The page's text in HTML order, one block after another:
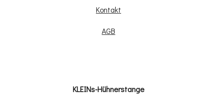
Kontakt
AGB
KLEINs-Hühnerstange